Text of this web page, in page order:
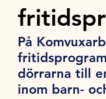
På
dörrarna till
inom barn-